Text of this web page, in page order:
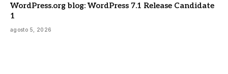
WordPress.org blog: WordPress 7.1 Release Candidate
1
agosto 5, 2026